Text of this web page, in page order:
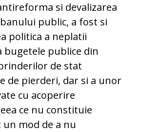
si devalizarea
public, a fost si
politica a neplatii
bugetele publice din
de stat
de pierderi, dar si a unor
cu acoperire
ce nu constituie
un mod de a nu